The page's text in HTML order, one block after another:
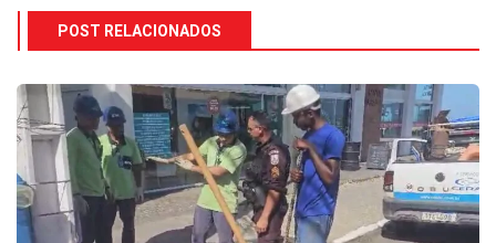
POST RELACIONADOS